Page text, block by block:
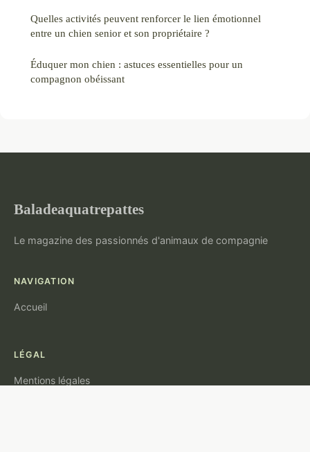
Quelles activités peuvent renforcer le lien émotionnel
entre un chien senior et son propriétaire ?
Éduquer mon chien : astuces essentielles pour un
compagnon obéissant
Baladeaquatrepattes
Le magazine des passionnés d'animaux de compagnie
NAVIGATION
Accueil
LÉGAL
Mentions légales